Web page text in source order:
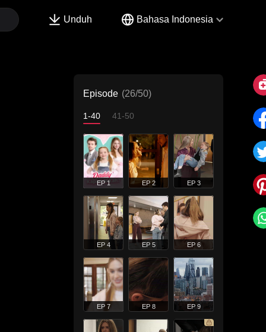
Unduh Bahasa Indonesia
Episode (26/50)
1-40 41-50
EP 1 EP 2 EP 3
EP 4 EP 5 EP 6
EP 7 EP 8 EP 9